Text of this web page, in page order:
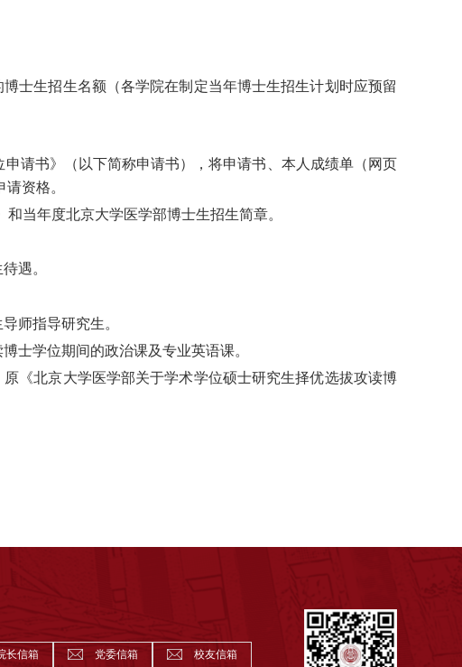
士生招生名额（各学院在制定当年博士生招生计划时应预留
请书》（以下简称申请书），将申请书、本人成绩单（网页
资格。
当年度北京大学医学部博士生招生简章。
遇。
师指导研究生。
士学位期间的政治课及专业英语课。
原《北京大学医学部关于学术学位硕士研究生择优选拔攻读博
长信箱 党委信箱 校友信箱